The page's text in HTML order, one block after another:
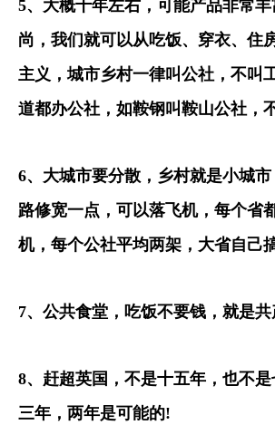
5、大概十年左右，可能产品非常
尚，我们就可以从吃饭、穿衣、住
主义，城市乡村一律叫公社，不叫
道都办公社，如鞍钢叫鞍山公社，
6、大城市要分散，乡村就是小城
路修宽一点，可以落飞机，每个省
机，每个公社平均两架，大省自己
7、公共食堂，吃饭不要钱，就是共
8、赶超英国，不是十五年，也不是
三年，两年是可能的!